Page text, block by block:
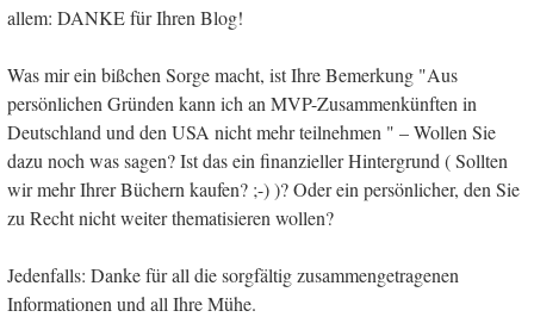
allem: DANKE für Ihren Blog!
Was mir ein bißchen Sorge macht, ist Ihre Bemerkung "Aus
persönlichen Gründen kann ich an MVP-Zusammenkünften in
Deutschland und den USA nicht mehr teilnehmen " – Wollen Sie
dazu noch was sagen? Ist das ein finanzieller Hintergrund ( Sollten
wir mehr Ihrer Büchern kaufen? ;-) )? Oder ein persönlicher, den Sie
zu Recht nicht weiter thematisieren wollen?
Jedenfalls: Danke für all die sorgfältig zusammengetragenen
Informationen und all Ihre Mühe.